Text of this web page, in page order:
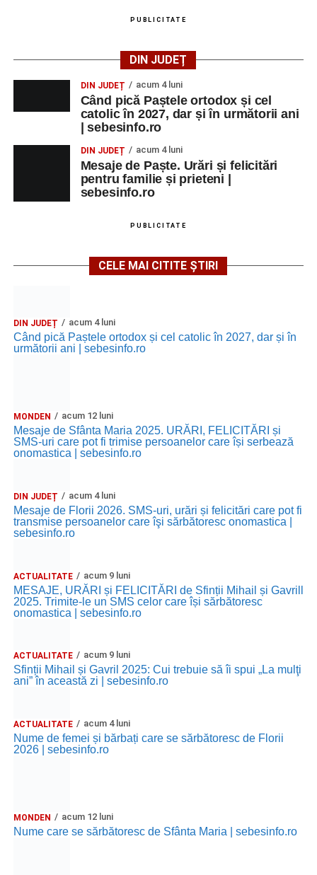
PUBLICITATE
DIN JUDEȚ
DIN JUDEȚ acum 4 luni
Când pică Paștele ortodox și cel
catolic în 2027, dar și în următorii ani
| sebesinfo.ro
DIN JUDEȚ acum 4 luni
Mesaje de Paște. Urări și felicitări
pentru familie și prieteni |
sebesinfo.ro
PUBLICITATE
CELE MAI CITITE ȘTIRI
DIN JUDEȚ acum 4 luni
Când pică Paștele ortodox și cel catolic în 2027, dar și în
următorii ani | sebesinfo.ro
MONDEN acum 12 luni
Mesaje de Sfânta Maria 2025. URĂRI, FELICITĂRI și
SMS-uri care pot fi trimise persoanelor care își serbează
onomastica | sebesinfo.ro
DIN JUDEȚ acum 4 luni
Mesaje de Florii 2026. SMS-uri, urări și felicitări care pot fi
transmise persoanelor care îşi sărbătoresc onomastica |
sebesinfo.ro
ACTUALITATE acum 9 luni
MESAJE, URĂRI și FELICITĂRI de Sfinții Mihail și Gavrill
2025. Trimite-le un SMS celor care își sărbătoresc
onomastica | sebesinfo.ro
ACTUALITATE acum 9 luni
Sfinții Mihail și Gavril 2025: Cui trebuie să îi spui „La mulţi
ani” în această zi | sebesinfo.ro
ACTUALITATE acum 4 luni
Nume de femei și bărbați care se sărbătoresc de Florii
2026 | sebesinfo.ro
MONDEN acum 12 luni
Nume care se sărbătoresc de Sfânta Maria | sebesinfo.ro